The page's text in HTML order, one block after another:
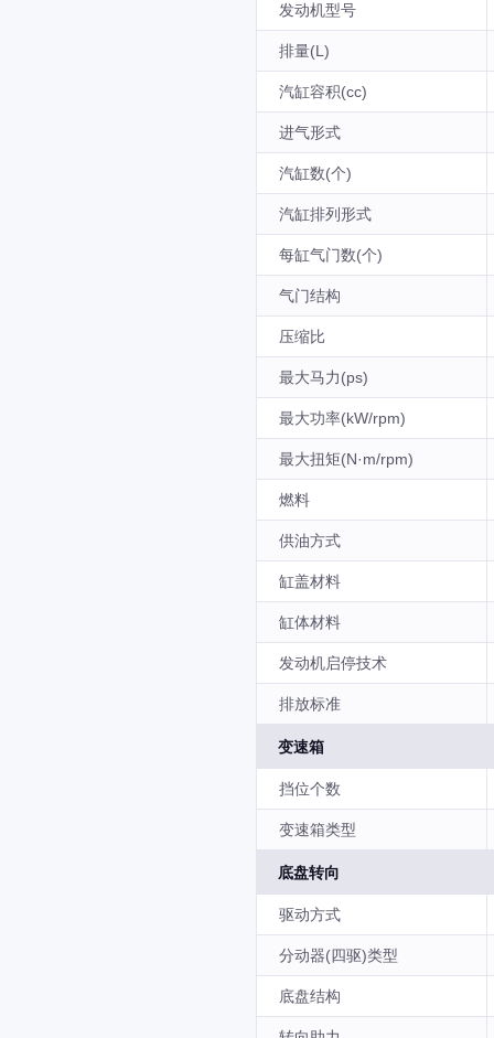
发动机型号
排量(L)
汽缸容积(cc)
进气形式
汽缸数(个)
汽缸排列形式
每缸气门数(个)
气门结构
压缩比
最大马力(ps)
最大功率(kW/rpm)
最大扭矩(N·m/rpm)
燃料
供油方式
缸盖材料
缸体材料
发动机启停技术
排放标准
变速箱
挡位个数
变速箱类型
底盘转向
驱动方式
分动器(四驱)类型
底盘结构